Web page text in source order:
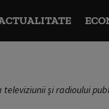
televiziunii și radioului